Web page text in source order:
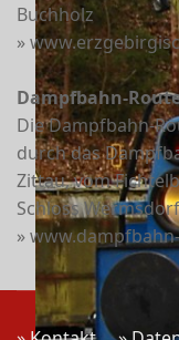
Buchholz
»
Dampfbahn-
Die Dampfbahn-
durch das
Zittau, vom
Schloss
»